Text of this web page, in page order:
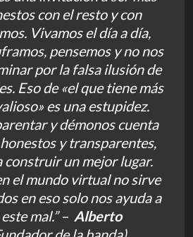
con el resto y con
Vivamos el día a día,
pensemos y no nos
porlafalsa ilusión de
Eso de «el que tiene más
es una estupidez.
y démonos cuenta
y transparentes,
construir un mejor lugar.
el mundo virtual no sirve
en eso solo nos ayuda a
mal.”– Alberto